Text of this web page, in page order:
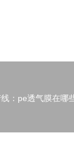
：pe透气膜在哪